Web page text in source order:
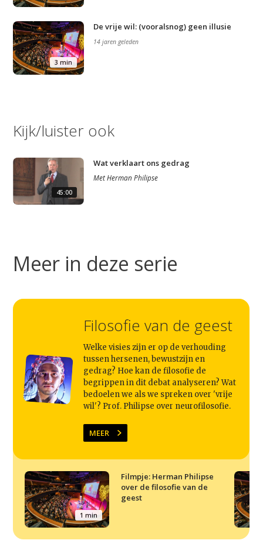
3 min
De vrije wil: (vooralsnog) geen illusie
14 jaren geleden
Kijk/luister ook
45:00
Wat verklaart ons gedrag
MetHerman Philipse
Meer in deze serie
Filosofie van de geest
Welke visies zijn er op de verhouding
tussen hersenen, bewustzijn en
gedrag? Hoe kan de filosofie de
begrippen in dit debat analyseren? Wat
bedoelen we als we spreken over 'vrije
wil'? Prof. Philipse over neurofilosofie.
MEER
1 min
Filmpje: Herman Philipse
over de filosofie van de
geest